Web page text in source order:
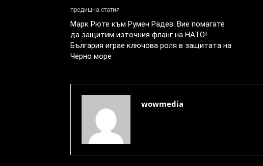
предишна статия
Марк Рюте към Румен Радев: Вие помагате
да защитим източния фланг на НАТО!
България играе ключова роля в защитата на
Черно море
wowmedia